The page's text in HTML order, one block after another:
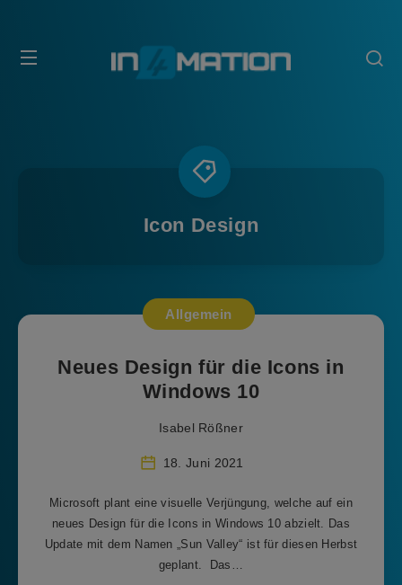
Icon Design
Allgemein
Neues Design für die Icons in
Windows 10
Isabel Rößner
18. Juni 2021
Microsoft plant eine visuelle Verjüngung, welche auf ein
neues Design für die Icons in Windows 10 abzielt. Das
Update mit dem Namen „Sun Valley“ ist für diesen Herbst
geplant. Das…